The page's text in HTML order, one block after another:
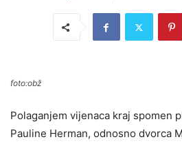
foto:obž
Polaganjem vijenaca kraj spomen
Pauline Herman, odnosno dvorca